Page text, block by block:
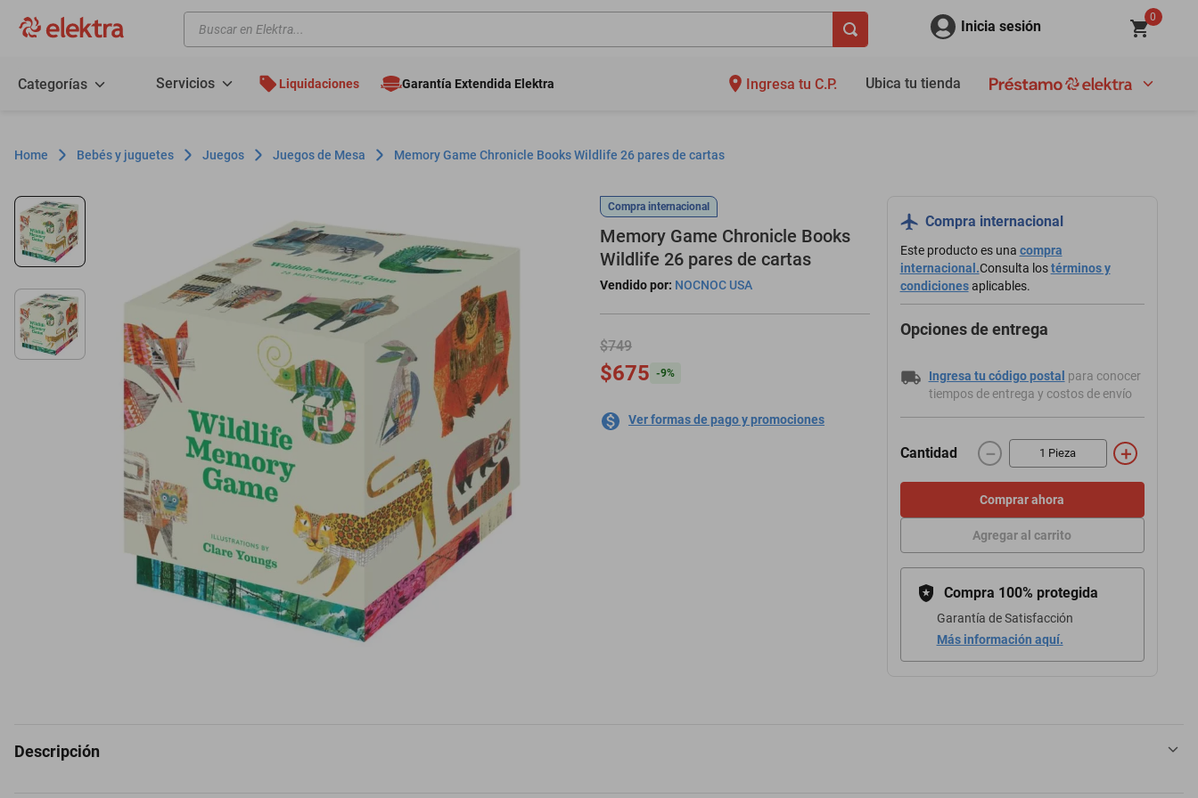
Buscar en Elektra... Inicia sesión
0
Categorías Servicios Liquidaciones Garantía Extendida Elektra Ingresa tu C.P. Ubica tu tienda
Bebés y juguetes Juegos Juegos de Mesa Memory Game Chronicle Books Wildlife 26 pares de cartas
Compra internacional
Memory Game Chronicle Books
Wildlife 26 pares de cartas
Vendido por: NOCNOC USA
$749
$675 -9%
Ver formas de pago y promociones
Compra internacional
Este producto es una compra
internacional.Consulta los términos y
condiciones aplicables.
Opciones de entrega
Ingresa tu código postal para conocer
tiempos de entrega y costos de envío
Cantidad ＋
－
Comprar ahora
Agregar al carrito
Compra 100% protegida
Garantía de Satisfacción
Más información aquí.
Descripción
motos
lavadoras
colchones
salas
minisplit